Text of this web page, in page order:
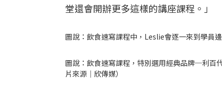
堂還會開辦更多這樣的講座課程。」
圖說：飲食速寫課程中，Leslie會逐一來到學員
圖說：飲食速寫課程，特別選用經典品牌─利百
片來源｜欣傳媒）